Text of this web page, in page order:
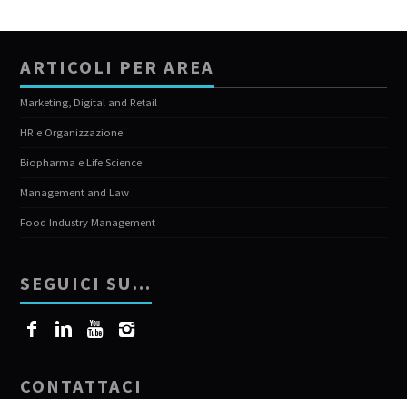
ARTICOLI PER AREA
Marketing, Digital and Retail
HR e Organizzazione
Biopharma e Life Science
Management and Law
Food Industry Management
SEGUICI SU…
CONTATTACI